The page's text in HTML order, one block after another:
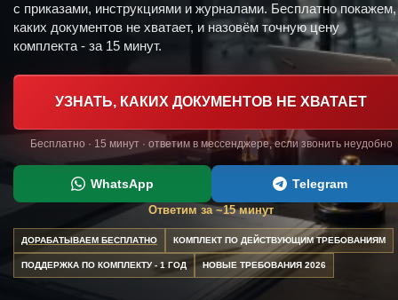
с приказами, инструкциями и журналами. Бесплатно покажем,
каких документов не хватает, и назовём точную цену
комплекта - за 15 минут.
УЗНАТЬ, КАКИХ ДОКУМЕНТОВ НЕ ХВАТАЕТ
Бесплатно · 15 минут · ответим в мессенджере, если звонить неудобно
WhatsApp Telegram
Ответим за ~15 минут
ДОРАБАТЫВАЕМ БЕСПЛАТНО КОМПЛЕКТ ПО ДЕЙСТВУЮЩИМ ТРЕБОВАНИЯМ
ПОДДЕРЖКА ПО КОМПЛЕКТУ - 1 ГОД НОВЫЕ ТРЕБОВАНИЯ 2026